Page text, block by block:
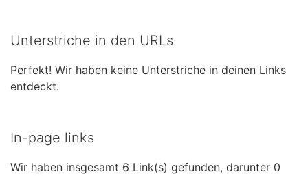
Unterstriche in den URLs
Perfekt! Wir haben keine Unterstriche in deinen Links
entdeckt.
In-page links
Wir haben insgesamt 6 Link(s) gefunden, darunter 0